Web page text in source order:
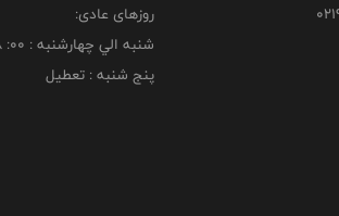
روزهای عادی:
شنبه الي چهارشنبه : 00: 8 لغايت 16:00
پنج شنبه : تعطیل